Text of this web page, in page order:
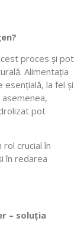
proces și pot
Alimentația
esențială, la fel și
pot
crucial în
în redarea
– soluția